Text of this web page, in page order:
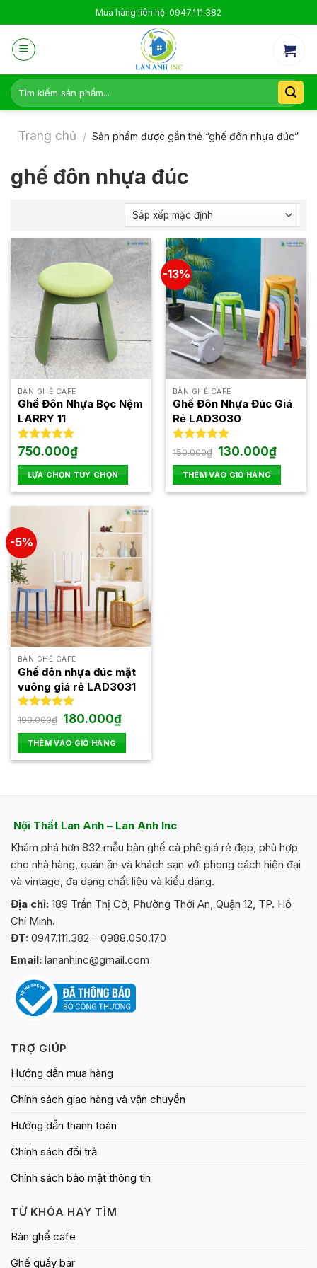
to
content
Mua hàng liên hệ: 0947.111.382
Tìm
kiếm:
Trang chủ / Sản phẩm được gắn thẻ “ghế đôn nhựa đúc”
ghế đôn nhựa đúc
BÀN GHẾ CAFE
Ghế Đôn Nhựa Bọc Nệm
LARRY 11
Được xếp
5 sao
750.000₫
LỰA CHỌN TÙY CHỌN
Sản
phẩm
có
nhiều
biến
thể.
Các
tùy
chọn
có
thể
được
chọn
trên
trang
phẩm
-13%
BÀN GHẾ CAFE
Ghế Đôn Nhựa Đúc Giá
Rẻ LAD3030
Được xếp
5.00
5 sao
150.000₫ Giá
gốc
là:
150.000₫.
130.000₫Giá
hiện
tại
là:
THÊM VÀO GIỎ HÀNG
-5%
BÀN GHẾ CAFE
Ghế đôn nhựa đúc mặt
vuông giá rẻ LAD3031
Được xếp
5.00
5 sao
190.000₫ Giá
gốc
là:
190.000₫.
180.000₫Giá
hiện
tại
là:
180.000₫.
THÊM VÀO GIỎ HÀNG
Nội Thất Lan Anh – Lan Anh Inc
Khám phá hơn 832 mẫu bàn ghế cà phê giá rẻ đẹp, phù hợp
cho nhà hàng, quán ăn và khách sạn với phong cách hiện đại
và vintage, đa dạng chất liệu và kiểu dáng.
Địa chỉ: 189 Trần Thị Cờ, Phường Thới An, Quận 12, TP. Hồ
Chí Minh.
ĐT: 0947.111.382 – 0988.050.170
Email: lananhinc@gmail.com
TRỢ GIÚP
Hướng dẫn mua hàng
Chính sách giao hàng và vận chuyển
Hướng dẫn thanh toán
Chính sách đổi trả
Chính sách bảo mật thông tin
TỪ KHÓA HAY TÌM
Bàn ghế cafe
Ghế quầy bar